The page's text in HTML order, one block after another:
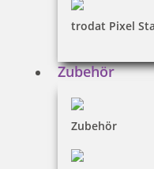
trodat Pixel
Zubehör
Zubehör
Trodat Professional